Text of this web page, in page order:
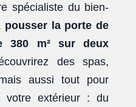
spécialiste du bien-
pousser la porte de
380 m² sur deux
des spas,
aussi tout pour
votre extérieur : du